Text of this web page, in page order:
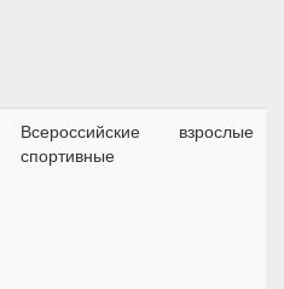
Всероссийские
спортивные
взрослые